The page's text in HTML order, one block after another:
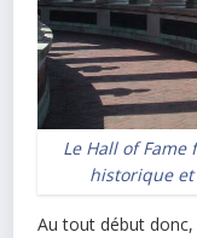
Le Hall of
historique
Au tout début